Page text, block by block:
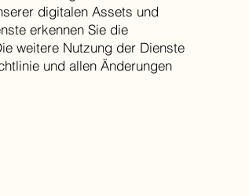
digitalen Assets und
erkennen Sie die
weitere Nutzung der Dienste
und allen Änderungen